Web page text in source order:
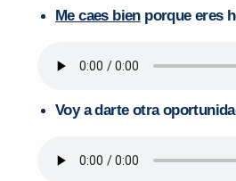
Me caes bienporque eres
Voy a darte otra